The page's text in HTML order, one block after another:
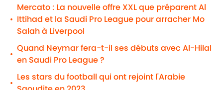
•
Mercato : La nouvelle offre XXL que préparent Al
Ittihad et la Saudi Pro League pour arracher Mo
Salah à Liverpool
•
Quand Neymar fera-t-il ses débuts avec Al-Hilal
en Saudi Pro League ?
•
Les stars du football qui ont rejoint l'Arabie